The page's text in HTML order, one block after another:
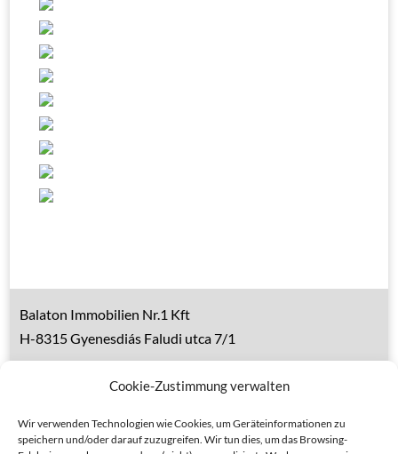
Cookie-Zustimmung verwalten
Wir verwenden Technologien wie Cookies, um Geräteinformationen zu
speichern und/oder darauf zuzugreifen. Wir tun dies, um das Browsing-
Balaton Immobilien Nr.1 Kft
H-8315 Gyenesdiás Faludi utca 7/1
Handy 2: 0036 20 935 6160 (ungarisch)